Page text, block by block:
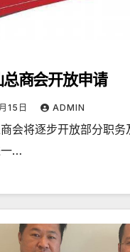
总商会开放申请
15日 ADMIN
会将逐步开放部分职
一…